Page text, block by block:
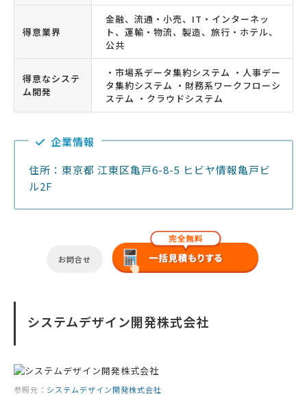
得意業界
金融、流通・小売、IT・インターネッ
ト、運輸・物流、製造、旅行・ホテル、
公共
得意なシステ
ム開発
・市場系データ集約システム ・人事デー
タ集約システム ・財務系ワークフローシ
ステム ・クラウドシステム
企業情報
住所：東京都 江東区亀戸6-8-5 ヒビヤ情報亀戸ビ
ル2F
お問合せ
システムデザイン開発株式会社
参照元： システムデザイン開発株式会社